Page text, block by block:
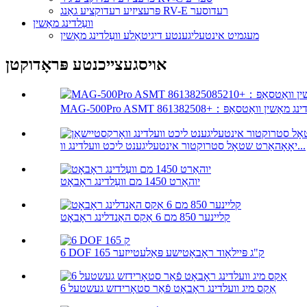
פּרעציזיע רעדוקציע גאַנג RV-E רעדוסער
וועַלדינג מאַשין
מעגמיט אינטעליגענטע דיגיטאַלע וועַלדינג מאַשין
אויסגעצייכנטע פּראָדוקטן
יאָאָהאַרט שטאָל סטרוקטור אינטעליגענט ליכט וועלדינג וו...
יוהאַרט 1450 מם וועַלדינג ראָבאָט
קליינער 850 מם 6 אַקס האַנדלינג ראָבאָט
6 DOF 165 ק"ג פּיילאָוד ראָבאָטישע פּאַלעטייזער
6 אַקס מיג וועלדינג ראָבאָט פֿאַר סטאָרידזש געשטעל